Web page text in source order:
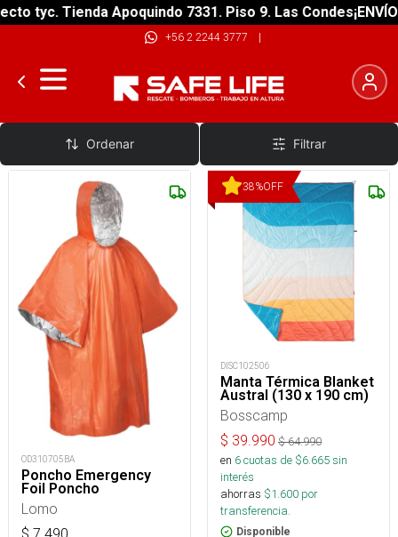
tyc. Tienda Apoquindo 7331. Piso 9. Las Condes
+56 2 2244 3777 |
Mantas de emergencia
Ordenar Filtrar
OD310705BA
Poncho Emergency
Foil Poncho
Lomo
38%OFF
DISC102506
Manta Térmica Blanket
Austral (130 x 190 cm)
Bosscamp
$ 39.990 $64.990
en 6cuotas de $6.665sin
interés
ahorras $1.600 por
transferencia.
Disponible